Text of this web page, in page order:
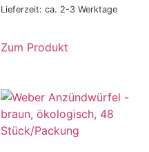
Lieferzeit: ca. 2-3 Werktage
Zum Produkt
weist
mehrere
Varianten